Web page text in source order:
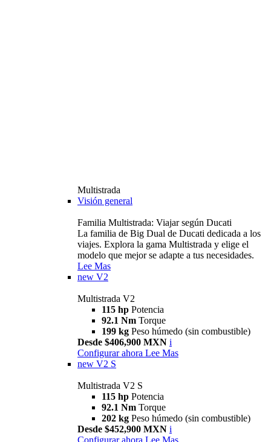
Multistrada
Visión general
Familia Multistrada: Viajar según Ducati
La familia de Big Dual de Ducati dedicada a los
viajes. Explora la gama Multistrada y elige el
modelo que mejor se adapte a tus necesidades.
Lee Mas
new V2
Multistrada V2
115 hp Potencia
92.1 Nm Torque
199 kg Peso húmedo (sin combustible)
Desde $406,900 MXN i
Configurar ahora Lee Mas
new V2 S
Multistrada V2 S
115 hp Potencia
92.1 Nm Torque
202 kg Peso húmedo (sin combustible)
Desde $452,900 MXN i
Configurar ahora Lee Mas